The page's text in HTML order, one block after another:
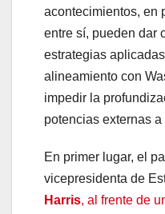
acontecimientos, en
entre sí, pueden dar
estrategias
alineamiento con
impedir la
potencias externas a
En primer lugar, el
vicepresidenta de
Harris, al frente de